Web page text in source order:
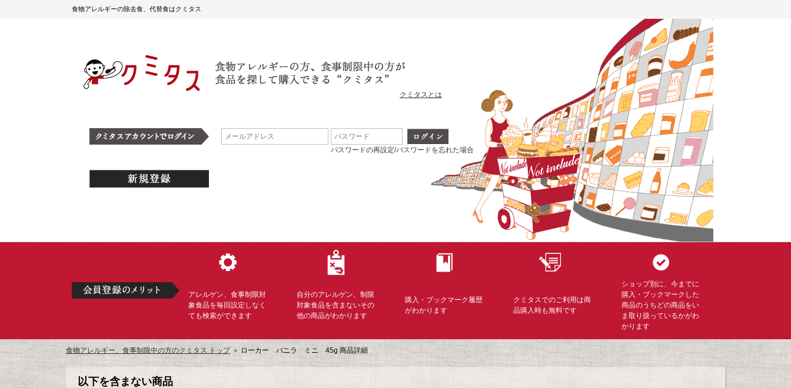
食物アレルギーの除去食、代替食はクミタス
クミタスとは
パスワードの再設定/パスワードを忘れた場合
アレルゲン、食事制限対
象食品を毎回設定しなく
ても検索ができます
自分のアレルゲン、制限
対象食品を含まないその
他の商品がわかります
購入・ブックマーク履歴
がわかります
クミタスでのご利用は商
品購入時も無料です
ショップ別に、今までに
購入・ブックマークした
商品のうちどの商品をい
ま取り扱っているかがわ
かります
食物アレルギー、食事制限中の方のクミタス トップ＞ローカー バニラ ミニ 45g 商品詳細
以下を含まない商品